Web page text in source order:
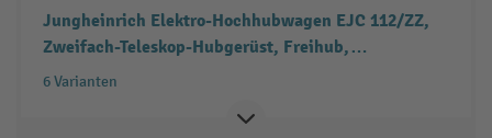
Jungheinrich Elektro-Hochhubwagen EJC 112/ZZ,
Zweifach-Teleskop-Hubgerüst, Freihub,
Tragfähigkeit 1.200 kg
6 Varianten